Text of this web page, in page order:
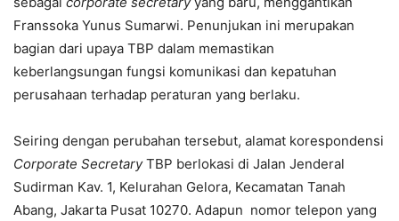
Franssoka Yunus Sumarwi. Penunjukan ini merupakan
bagian dari upaya TBP dalam memastikan
keberlangsungan fungsi komunikasi dan kepatuhan
perusahaan terhadap peraturan yang berlaku.
Seiring dengan perubahan tersebut, alamat korespondensi
Corporate SecretaryTBP berlokasi di Jalan Jenderal
Sudirman Kav. 1, Kelurahan Gelora, Kecamatan Tanah
Abang, Jakarta Pusat 10270. Adapun nomor telepon yang